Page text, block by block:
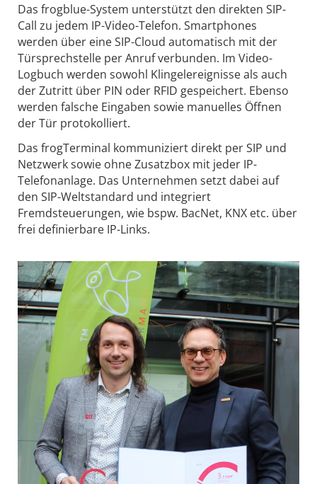
Das frogblue-System unterstützt den direkten SIP-
Call zu jedem IP-Video-Telefon. Smartphones
werden über eine SIP-Cloud automatisch mit der
Türsprechstelle per Anruf verbunden. Im Video-
Logbuch werden sowohl Klingelereignisse als auch
der Zutritt über PIN oder RFID gespeichert. Ebenso
werden falsche Eingaben sowie manuelles Öffnen
der Tür protokolliert.
Das frogTerminal kommuniziert direkt per SIP und
Netzwerk sowie ohne Zusatzbox mit jeder IP-
Telefonanlage. Das Unternehmen setzt dabei auf
den SIP-Weltstandard und integriert
Fremdsteuerungen, wie bspw. BacNet, KNX etc. über
frei definierbare IP-Links.